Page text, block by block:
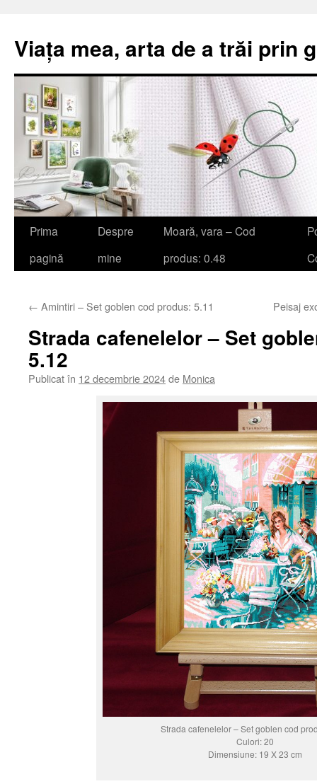
Viața mea, arta de a trăi prin
Sari
Prima
pagină
Despre
mine
Moară, vara – Cod
produs: 0.48
← Amintiri – Set goblen cod produs: 5.11 Peisaj
Strada cafenelelor – Set
5.12
Publicat în 12 decembrie 2024de Monica
Strada cafenelelor – Set goblen cod
Culori: 20
Dimensiune: 19 X 23 cm